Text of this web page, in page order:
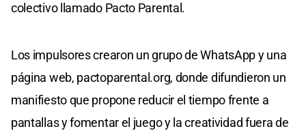
colectivo llamado Pacto Parental.
Los impulsores crearon un grupo de WhatsApp y una
página web, pactoparental.org, donde difundieron un
manifiesto que propone reducir el tiempo frente a
pantallas y fomentar el juego y la creatividad fuera de